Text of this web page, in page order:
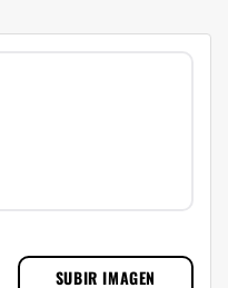
SUBIR IMAGEN